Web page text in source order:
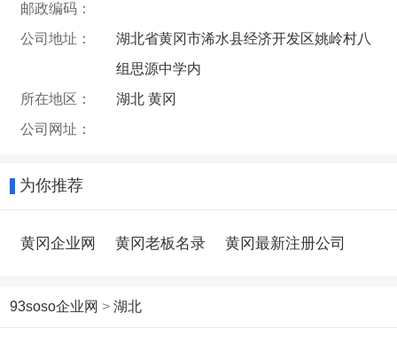
邮政编码：
公司地址：
湖北省黄冈市浠水县经济开发区姚岭村八
组思源中学内
所在地区：
湖北 黄冈
公司网址：
为你推荐
黄冈企业网 黄冈老板名录 黄冈最新注册公司
93soso企业网 >湖北